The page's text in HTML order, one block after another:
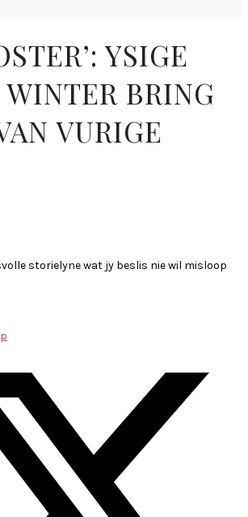
YSIGE
WINTER BRING
VURIGE
storielyne wat jy beslis nie wil misloop